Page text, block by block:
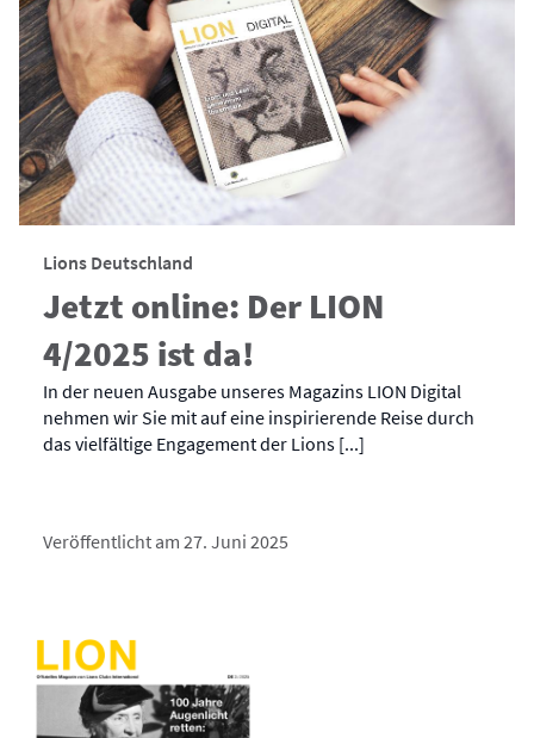
Lions Deutschland
Jetzt online: Der LION
4/2025 ist da!
In der neuen Ausgabe unseres Magazins LION Digital
nehmen wir Sie mit auf eine inspirierende Reise durch
das vielfältige Engagement der Lions [...]
Veröffentlicht am 27. Juni 2025